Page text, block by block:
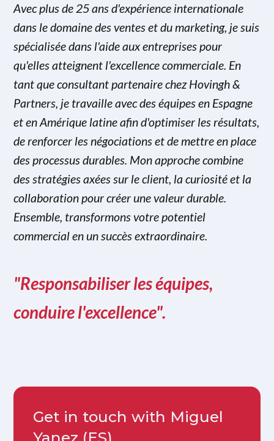
Avec plus de 25 ans d'expérience internationale
dans le domaine des ventes et du marketing, je suis
spécialisée dans l'aide aux entreprises pour
qu'elles atteignent l'excellence commerciale. En
tant que consultant partenaire chez Hovingh &
Partners, je travaille avec des équipes en Espagne
et en Amérique latine afin d'optimiser les résultats,
de renforcer les négociations et de mettre en place
des processus durables. Mon approche combine
des stratégies axées sur le client, la curiosité et la
collaboration pour créer une valeur durable.
Ensemble, transformons votre potentiel
commercial en un succès extraordinaire.
"Responsabiliser les équipes,
conduire l'excellence".
Get in touch with Miguel
Yanez (ES)